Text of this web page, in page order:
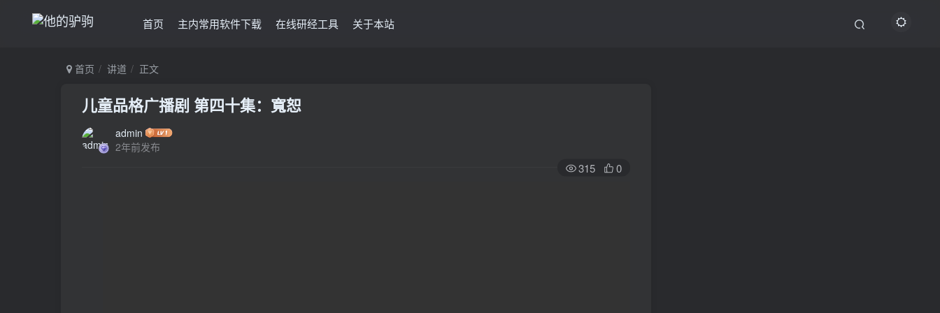
首页 主内常用软件下载 在线研经工具 关于本站
首页 讲道 正文
儿童品格广播剧 第四十集：寬恕
admin
2年前发布
315 0